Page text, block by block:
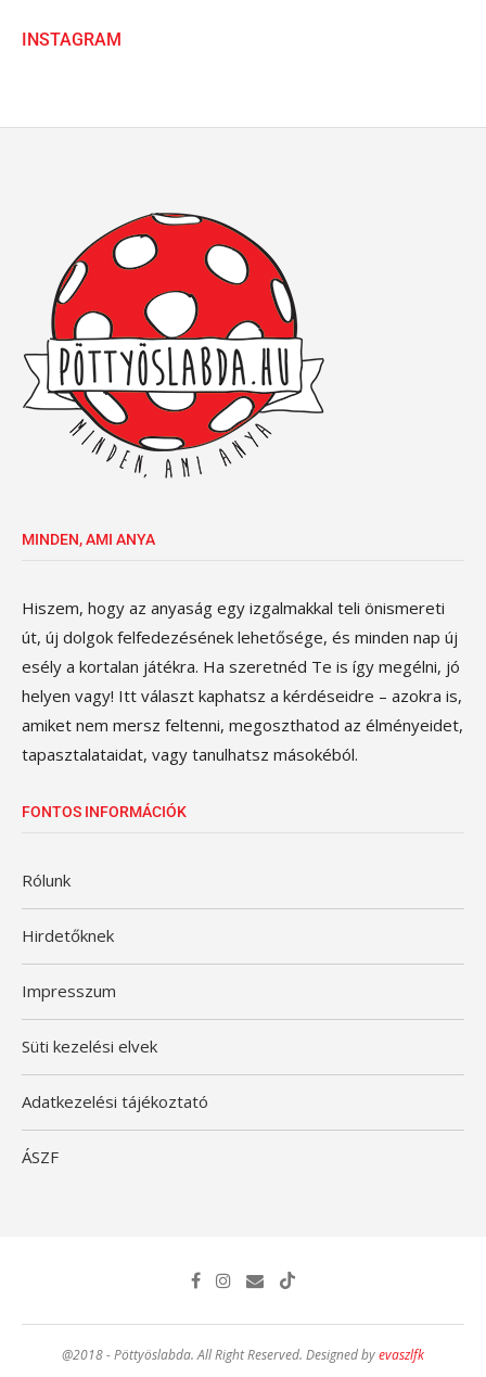
INSTAGRAM
MINDEN, AMI ANYA
Hiszem, hogy az anyaság egy izgalmakkal teli önismereti
út, új dolgok felfedezésének lehetősége, és minden nap új
esély a kortalan játékra. Ha szeretnéd Te is így megélni, jó
helyen vagy! Itt választ kaphatsz a kérdéseidre – azokra is,
amiket nem mersz feltenni, megoszthatod az élményeidet,
tapasztalataidat, vagy tanulhatsz másokéból.
FONTOS INFORMÁCIÓK
Rólunk
Hirdetőknek
Impresszum
Süti kezelési elvek
Adatkezelési tájékoztató
ÁSZF
@2018 - Pöttyöslabda. All Right Reserved. Designed byevaszlfk